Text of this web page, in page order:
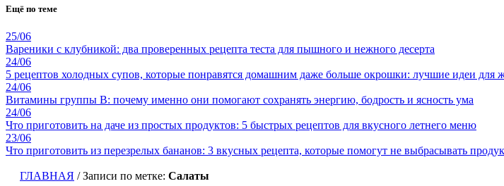
Ещё по теме
25/06
Вареники с клубникой: два проверенных рецепта теста для пышного и нежного десерта
24/06
5 рецептов холодных супов, которые понравятся домашним даже больше окрошки: лучшие идеи для
24/06
Витамины группы B: почему именно они помогают сохранять энергию, бодрость и ясность ума
24/06
Что приготовить на даче из простых продуктов: 5 быстрых рецептов для вкусного летнего меню
23/06
Что приготовить из перезрелых бананов: 3 вкусных рецепта, которые помогут не выбрасывать
ГЛАВНАЯ /Записи по метке: Салаты